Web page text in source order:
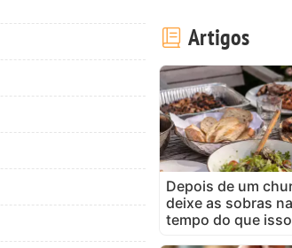
Artigos
Depois de um
deixe as sobras
tempo do que